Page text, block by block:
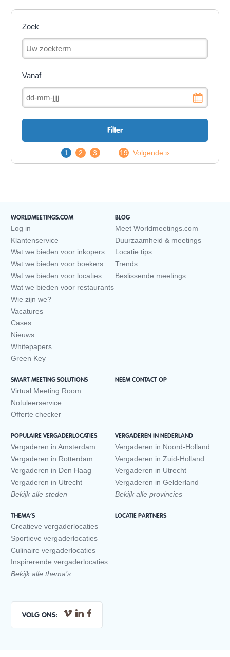
Zoek
Vanaf
1 2 3 19 Volgende »
WORLDMEETINGS.COM
Log in
Klantenservice
Wat we bieden voor inkopers
Wat we bieden voor boekers
Wat we bieden voor locaties
Wat we bieden voor restaurants
Wie zijn we?
Vacatures
Cases
Nieuws
Whitepapers
Green Key
BLOG
Meet Worldmeetings.com
Duurzaamheid & meetings
Locatie tips
Trends
Beslissende meetings
SMART MEETING SOLUTIONS
Virtual Meeting Room
Notuleerservice
Offerte checker
NEEM CONTACT OP
POPULAIRE VERGADERLOCATIES
Vergaderen in Amsterdam
Vergaderen in Rotterdam
Vergaderen in Den Haag
Vergaderen in Utrecht
Bekijk alle steden
VERGADEREN IN NEDERLAND
Vergaderen in Noord-Holland
Vergaderen in Zuid-Holland
Vergaderen in Utrecht
Vergaderen in Gelderland
Bekijk alle provincies
THEMA’S
Creatieve vergaderlocaties
Sportieve vergaderlocaties
Culinaire vergaderlocaties
Inspirerende vergaderlocaties
Bekijk alle thema’s
LOCATIE PARTNERS
VOLG ONS: